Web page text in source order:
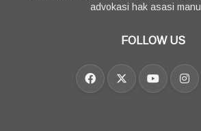
advokasi hak asasi
FOLLOW US